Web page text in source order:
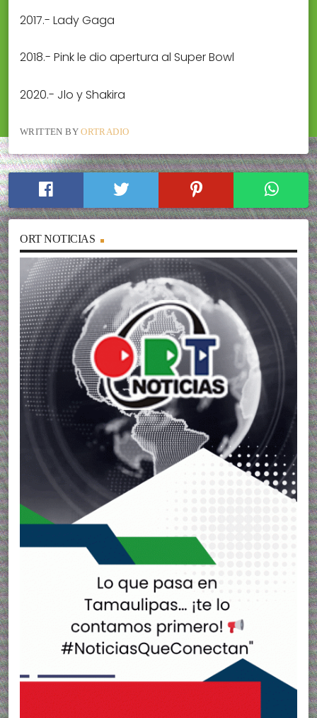
2017.- Lady Gaga
2018.- Pink le dio apertura al Super Bowl
2020.- Jlo y Shakira
WRITTEN BYORTRADIO
ORT NOTICIAS